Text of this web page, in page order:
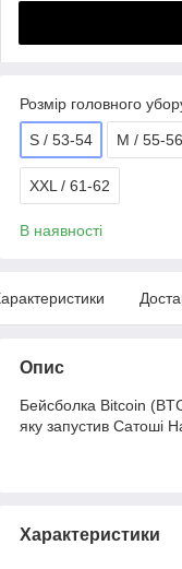
Розмір головного
S / 53-54 M / 55-56
XXL / 61-62
В наявності
Опис
Бейсболка Bitcoin
яку запустив Сатоші
Характеристики